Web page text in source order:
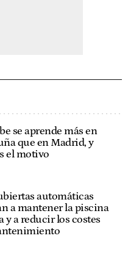
se aprende más en
que en Madrid, y
el motivo
automáticas
a mantener la piscina
y a reducir los costes